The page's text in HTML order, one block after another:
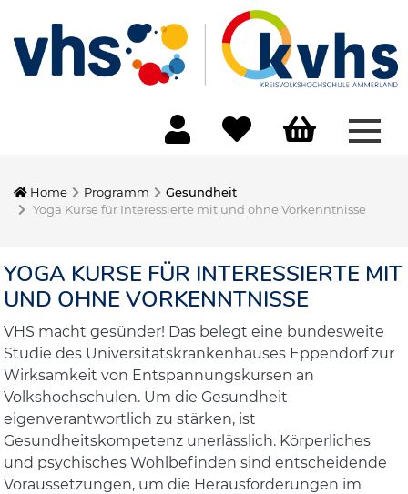
Home Programm
Gesundheit
Yoga Kurse für Interessierte mit und ohne Vorkenntnisse
YOGA KURSE FÜR INTERESSIERTE MIT
UND OHNE VORKENNTNISSE
VHS macht gesünder! Das belegt eine bundesweite
Studie des Universitätskrankenhauses Eppendorf zur
Wirksamkeit von Entspannungskursen an
Volkshochschulen. Um die Gesundheit
eigenverantwortlich zu stärken, ist
Gesundheitskompetenz unerlässlich. Körperliches
und psychisches Wohlbefinden sind entscheidende
Voraussetzungen, um die Herausforderungen im